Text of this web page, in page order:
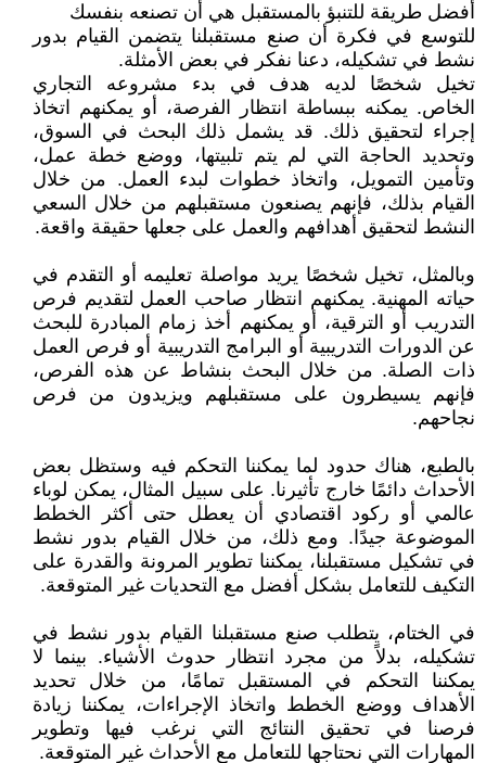
أفضل طريقة للتنبؤ بالمستقبل هي أن تصنعه بنفسك
للتوسع في فكرة أن صنع مستقبلنا يتضمن القيام بدور
نشط في تشكيله، دعنا نفكر في بعض الأمثلة.
تخيل شخصًا لديه هدف في بدء مشروعه التجاري
الخاص. يمكنه ببساطة انتظار الفرصة، أو يمكنهم اتخاذ
إجراء لتحقيق ذلك. قد يشمل ذلك البحث في السوق،
وتحديد الحاجة التي لم يتم تلبيتها، ووضع خطة عمل،
وتأمين التمويل، واتخاذ خطوات لبدء العمل. من خلال
القيام بذلك، فإنهم يصنعون مستقبلهم من خلال السعي
النشط لتحقيق أهدافهم والعمل على جعلها حقيقة واقعة.
وبالمثل، تخيل شخصًا يريد مواصلة تعليمه أو التقدم في
حياته المهنية. يمكنهم انتظار صاحب العمل لتقديم فرص
التدريب أو الترقية، أو يمكنهم أخذ زمام المبادرة للبحث
عن الدورات التدريبية أو البرامج التدريبية أو فرص العمل
ذات الصلة. من خلال البحث بنشاط عن هذه الفرص،
فإنهم يسيطرون على مستقبلهم ويزيدون من فرص
نجاحهم.
بالطبع، هناك حدود لما يمكننا التحكم فيه وستظل بعض
الأحداث دائمًا خارج تأثيرنا. على سبيل المثال، يمكن لوباء
عالمي أو ركود اقتصادي أن يعطل حتى أكثر الخطط
الموضوعة جيدًا. ومع ذلك، من خلال القيام بدور نشط
في تشكيل مستقبلنا، يمكننا تطوير المرونة والقدرة على
التكيف للتعامل بشكل أفضل مع التحديات غير المتوقعة.
في الختام، يتطلب صنع مستقبلنا القيام بدور نشط في
تشكيله، بدلاً من مجرد انتظار حدوث الأشياء. بينما لا
يمكننا التحكم في المستقبل تمامًا، من خلال تحديد
الأهداف ووضع الخطط واتخاذ الإجراءات، يمكننا زيادة
فرصنا في تحقيق النتائج التي نرغب فيها وتطوير
المهارات التي نحتاجها للتعامل مع الأحداث غير المتوقعة.